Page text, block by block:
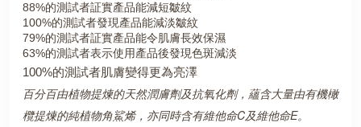
88%的測試者証實產品能減短皺紋
100%的測試者發現產品能減淡皺紋
79%的測試者証實產品能令肌膚長效保濕
63%的測試者表示使用產品後發現色斑減淡
100%的測試者肌膚變得更為亮澤
百分百由植物提煉的天然潤膚劑及抗氧化劑，蘊含大量由有機橄
欖提煉的純植物角鯊烯，亦同時含有維他命C及維他命E。